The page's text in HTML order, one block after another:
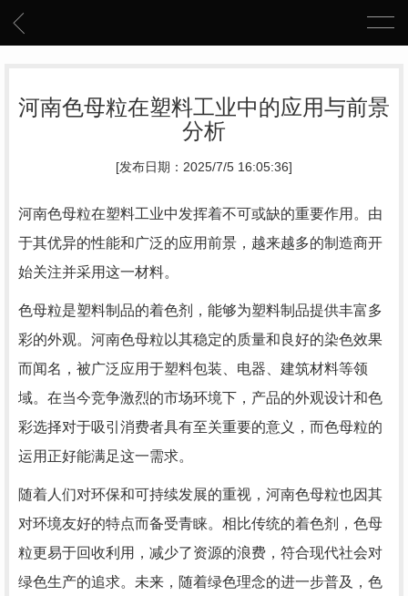
河南色母粒在塑料工业中的应用与前景
分析
[发布日期：2025/7/5 16:05:36]
河南色母粒在塑料工业中发挥着不可或缺的重要作用。由
于其优异的性能和广泛的应用前景，越来越多的制造商开
始关注并采用这一材料。
色母粒是塑料制品的着色剂，能够为塑料制品提供丰富多
彩的外观。河南色母粒以其稳定的质量和良好的染色效果
而闻名，被广泛应用于塑料包装、电器、建筑材料等领
域。在当今竞争激烈的市场环境下，产品的外观设计和色
彩选择对于吸引消费者具有至关重要的意义，而色母粒的
运用正好能满足这一需求。
随着人们对环保和可持续发展的重视，河南色母粒也因其
对环境友好的特点而备受青睐。相比传统的着色剂，色母
粒更易于回收利用，减少了资源的浪费，符合现代社会对
绿色生产的追求。未来，随着绿色理念的进一步普及，色